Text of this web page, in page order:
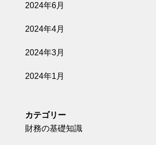
2024年6月
2024年4月
2024年3月
2024年1月
カテゴリー
財務の基礎知識